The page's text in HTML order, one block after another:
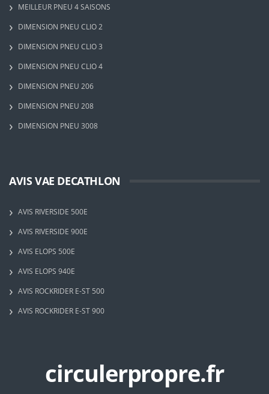
MEILLEUR PNEU 4 SAISONS
DIMENSION PNEU CLIO 2
DIMENSION PNEU CLIO 3
DIMENSION PNEU CLIO 4
DIMENSION PNEU 206
DIMENSION PNEU 208
DIMENSION PNEU 3008
AVIS VAE DECATHLON
AVIS RIVERSIDE 500E
AVIS RIVERSIDE 900E
AVIS ELOPS 500E
AVIS ELOPS 940E
AVIS ROCKRIDER E-ST 500
AVIS ROCKRIDER E-ST 900
circulerpropre.fr